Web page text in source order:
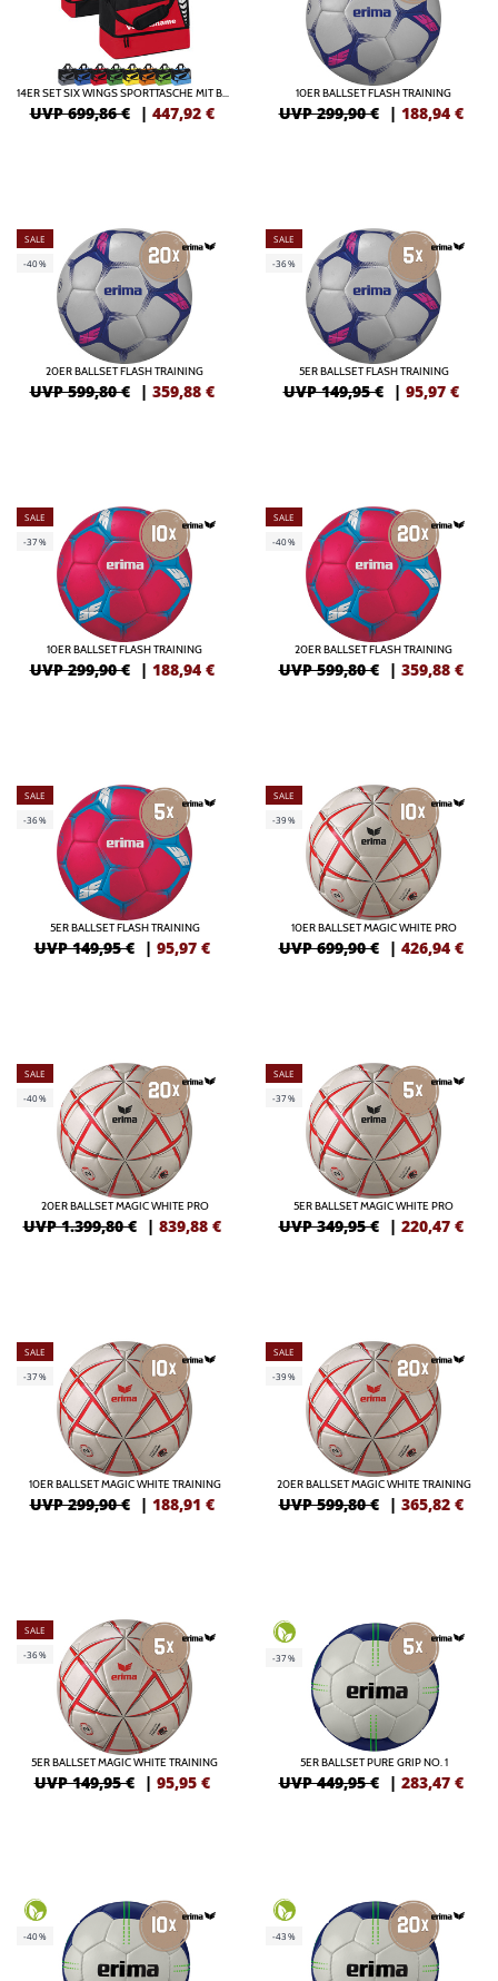
14ER SET SIX WINGS SPORTTASCHE MIT BODENFACH INKL. DRUCK
UVP 699,86 € | 447,92 €
10ER BALLSET FLASH TRAINING
UVP 299,90 € | 188,94 €
SALE
-40%
20ER BALLSET FLASH TRAINING
UVP 599,80 € | 359,88 €
SALE
-36%
5ER BALLSET FLASH TRAINING
UVP 149,95 € | 95,97 €
SALE
-37%
10ER BALLSET FLASH TRAINING
UVP 299,90 € | 188,94 €
SALE
-40%
20ER BALLSET FLASH TRAINING
UVP 599,80 € | 359,88 €
SALE
-36%
5ER BALLSET FLASH TRAINING
UVP 149,95 € | 95,97 €
SALE
-39%
10ER BALLSET MAGIC WHITE PRO
UVP 699,90 € | 426,94 €
SALE
-40%
20ER BALLSET MAGIC WHITE PRO
UVP 1.399,80 € | 839,88 €
SALE
-37%
5ER BALLSET MAGIC WHITE PRO
UVP 349,95 € | 220,47 €
SALE
-37%
10ER BALLSET MAGIC WHITE TRAINING
UVP 299,90 € | 188,91 €
SALE
-39%
20ER BALLSET MAGIC WHITE TRAINING
UVP 599,80 € | 365,82 €
SALE
-36%
5ER BALLSET MAGIC WHITE TRAINING
UVP 149,95 € | 95,95 €
-37%
5ER BALLSET PURE GRIP NO. 1
UVP 449,95 € | 283,47 €
-40% -43%